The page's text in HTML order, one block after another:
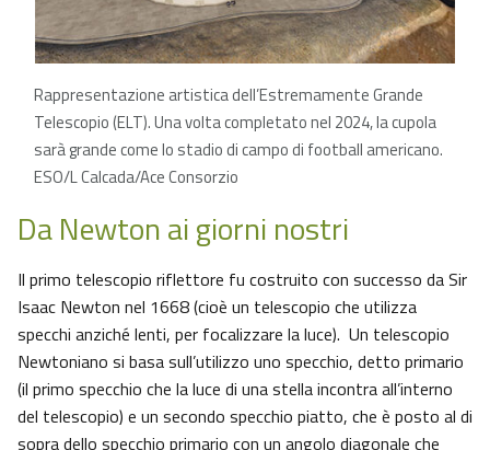
Rappresentazione artistica dell’Estremamente Grande
Telescopio (ELT). Una volta completato nel 2024, la cupola
sarà grande come lo stadio di campo di football americano.
ESO/L Calcada/Ace Consorzio
Da Newton ai giorni nostri
Il primo telescopio riflettore fu costruito con successo da Sir
Isaac Newton nel 1668 (cioè un telescopio che utilizza
specchi anziché lenti, per focalizzare la luce). Un telescopio
Newtoniano si basa sull’utilizzo uno specchio, detto primario
(il primo specchio che la luce di una stella incontra all’interno
del telescopio) e un secondo specchio piatto, che è posto al di
sopra dello specchio primario con un angolo diagonale che